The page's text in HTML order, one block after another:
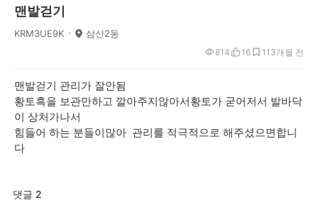
맨발걷기
KRM3UE9K 삼산2동
3개월 전
814 16 11
맨발걷기 관리가 잘안됨
황토흑을 보관만하고 깔아주지않아서황토가 굳어저서 발바닥
이 상처가나서
힘들어 하는 분들이많아 관리를 적극적으로 해주셨으면합니
다
댓글 2